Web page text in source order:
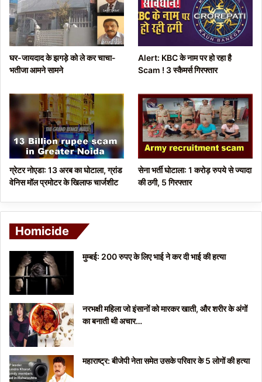
u
p
e
g
e
घर-जायदाद के झगड़े को ले कर चाचा-
भतीजा आमने सामने
Alert: KBC के नाम पर हो रहा है
Scam ! 3 स्कैमर्स गिरफ्तार
ग्रेटर नोएडा: 13 अरब का घोटाला, ग्रांड
वेनिस मॉल प्रमोटर के खिलाफ चार्जशीट
सेना भर्ती घोटाला: 1 करोड़ रुपये से ज्यादा
की ठगी, 5 गिरफ्तार
Homicide
मुम्बई: 200 रुपए के लिए भाई ने कर दी भाई की हत्या
नरभक्षी महिला जो इंसानों को मारकर खाती, और शरीर के अंगों
का बनाती थी अचार…
महाराष्ट्र: बीजेपी नेता समेत उसके परिवार के 5 लोगों की हत्या